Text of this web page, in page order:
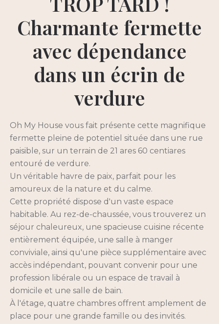
Charmante fermette
avec dépendance
dans un écrin de
verdure
Oh My House vous fait présente cette magnifique
fermette pleine de potentiel située dans une rue
paisible, sur un terrain de 21 ares 60 centiares
entouré de verdure.
Un véritable havre de paix, parfait pour les
amoureux de la nature et du calme.
Cette propriété dispose d'un vaste espace
habitable. Au rez-de-chaussée, vous trouverez un
séjour chaleureux, une spacieuse cuisine récente
entièrement équipée, une salle à manger
conviviale, ainsi qu'une pièce supplémentaire avec
accès indépendant, pouvant convenir pour une
profession libérale ou un espace de travail à
domicile et une salle de bain.
À l'étage, quatre chambres offrent amplement de
place pour une grande famille ou des invités.